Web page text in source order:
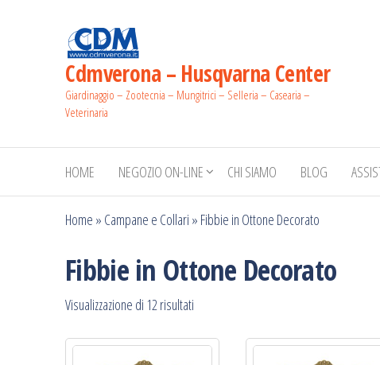
Cdmverona – Husqvarna Center
Giardinaggio – Zootecnia – Mungitrici – Selleria – Casearia –
Veterinaria
HOME NEGOZIO ON-LINE CHI SIAMO BLOG
Home » Campane e Collari » Fibbie in Ottone Decorato
Fibbie in Ottone Decorato
Visualizzazione di 12 risultati
più